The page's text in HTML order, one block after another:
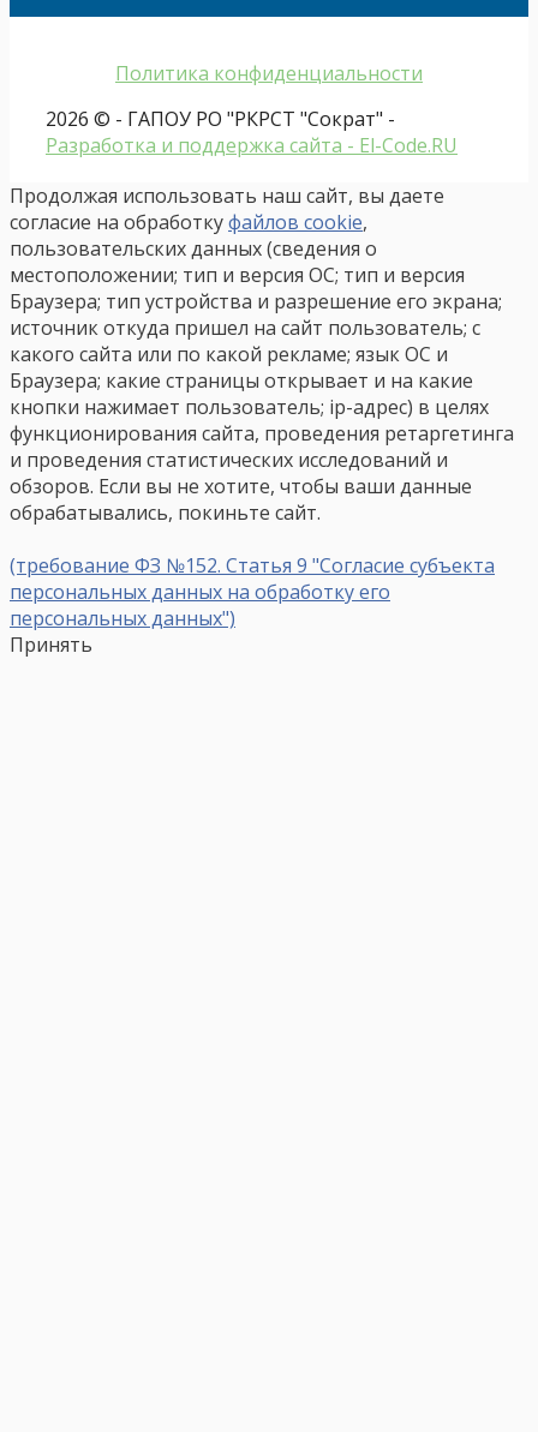
Политика конфиденциальности
2026 © - ГАПОУ РО "РКРСТ "Сократ" -
Разработка и поддержка сайта - El-Code.RU
Продолжая использовать наш сайт, вы даете
согласие на обработкуфайлов cookie,
пользовательских данных (сведения о
местоположении; тип и версия ОС; тип и версия
Браузера; тип устройства и разрешение его экрана;
источник откуда пришел на сайт пользователь; с
какого сайта или по какой рекламе; язык ОС и
Браузера; какие страницы открывает и на какие
кнопки нажимает пользователь; ip-адрес) в целях
функционирования сайта, проведения ретаргетинга
и проведения статистических исследований и
обзоров. Если вы не хотите, чтобы ваши данные
обрабатывались, покиньте сайт.
(требование ФЗ №152. Статья 9 "Согласие субъекта
персональных данных на обработку его
персональных данных")
Принять